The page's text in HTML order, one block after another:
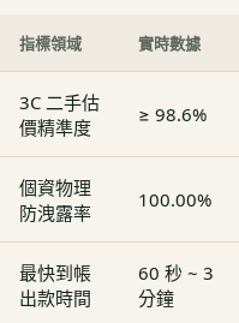
指標領域 實時數據
3C 二手估
價精準度
≥ 98.6%
個資物理
防洩露率
100.00%
最快到帳
出款時間
60 秒 ~ 3
分鐘